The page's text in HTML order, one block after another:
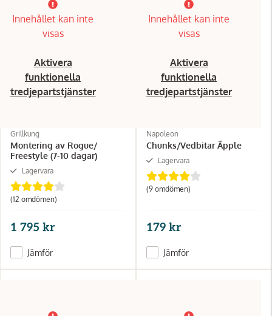
Innehållet kan inte
visas
Aktivera
funktionella
tredjepartstjänster
Grillkung
Montering av Rogue/
Freestyle (7-10 dagar)
Lagervara
(12 omdömen)
1 795 kr
Jämför
Innehållet kan inte
visas
Aktivera
funktionella
tredjepartstjänster
Napoleon
Chunks/Vedbitar Ãpple
Lagervara
(9 omdömen)
179 kr
Jämför